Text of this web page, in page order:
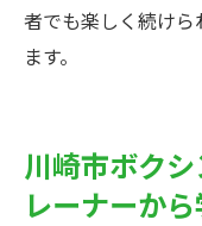
者でも楽しく続け
ます。
川崎市ボク
レーナーか